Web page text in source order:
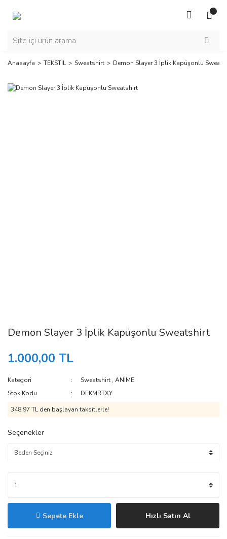
Anasayfa TEKSTİL Sweatshirt Demon Slayer 3 İplik Kapüşonlu
Demon Slayer 3 İplik Kapüşonlu Sweatshirt
1.000,00 TL
Kategori Sweatshirt ,ANİME
Stok Kodu
DEKMRTXY
348,97 TL den başlayan taksitlerle!
Seçenekler
Sepete Ekle Hızlı Satın Al